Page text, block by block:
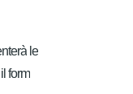
le
il form